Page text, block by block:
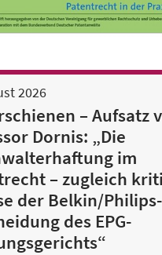
2026
– Aufsatz
Dornis: „Die
im
– zugleich
der Belkin/Philips-
des EPG-